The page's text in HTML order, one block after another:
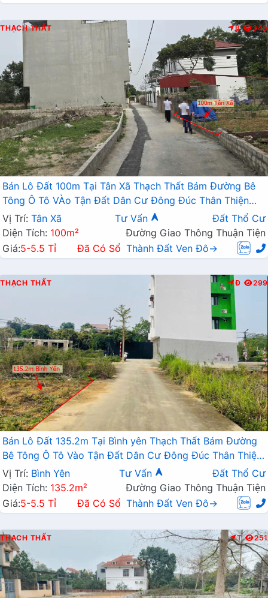
THẠCH THẤT B 345
Bán Lô Đất 100m Tại Tân Xã Thạch Thất Bám Đường Bê
Tông Ô Tô VÀo Tận Đất Dân Cư Đông Đúc Thân Thiện
Giá Đầu Tư
Vị Trí: Tân Xã Tư Vấn
Đất Thổ Cư
Diện Tích: 100m²
Đường Giao Thông Thuận Tiện
Giá:5-5.5 Tỉ Đã Có Sổ Thành Đất Ven Đô→
THẠCH THẤT Đ 299
Bán Lô Đất 135.2m Tại Bình yên Thạch Thất Bám Đường
Bê Tông Ô Tô Vào Tận Đất Dân Cư Đông Đúc Thân Thiện
Giá Rẻ
Vị Trí: Bình Yên Tư Vấn
Đất Thổ Cư
Diện Tích: 135.2m²
Đường Giao Thông Thuận Tiện
Giá:5-5.5 Tỉ Đã Có Sổ Thành Đất Ven Đô→
THẠCH THẤT T 251